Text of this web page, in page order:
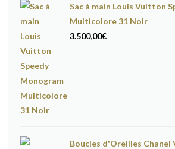
Sac à main Louis Vuitton
Multicolore 31 Noir
3.500,00€
Boucles d'Oreilles Chanel